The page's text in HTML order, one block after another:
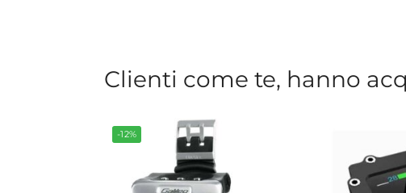
Clienti come te, hanno
-12%